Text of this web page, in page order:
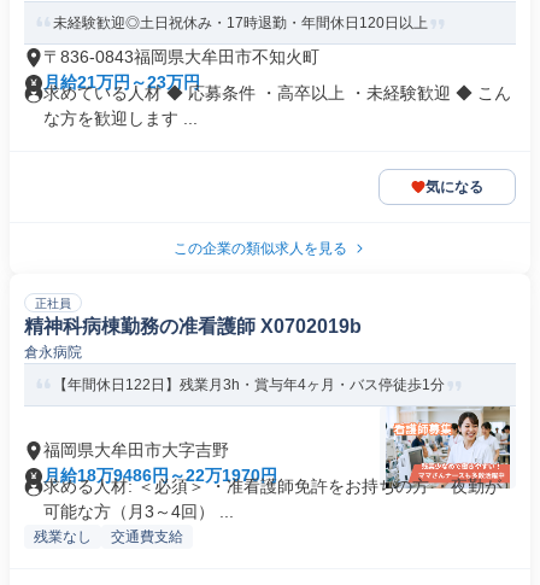
未経験歓迎◎土日祝休み・17時退勤・年間休日120日以上
〒836-0843福岡県大牟田市不知火町
月給21万円～23万円
求めている人材 ◆ 応募条件 ・高卒以上 ・未経験歓迎 ◆ こん
な方を歓迎します ...
気になる
この企業の類似求人を見る
正社員
精神科病棟勤務の准看護師 X0702019b
倉永病院
【年間休日122日】残業月3h・賞与年4ヶ月・バス停徒歩1分
福岡県大牟田市大字吉野
月給18万9486円～22万1970円
求める人材: ＜必須＞ ・准看護師免許をお持ちの方 ・夜勤が
可能な方（月3～4回） ...
残業なし 交通費支給